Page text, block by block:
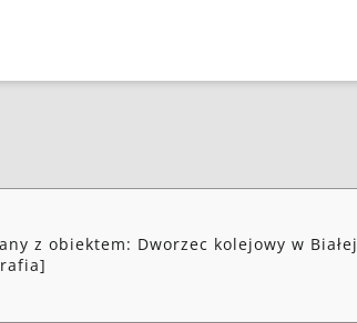
z obiektem: Dworzec kolejowy w Białej